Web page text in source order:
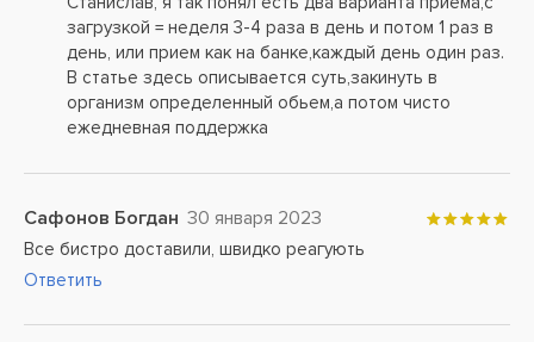
загрузкой = неделя 3-4 раза в день и потом 1 раз в
день, или прием как на банке,каждый день один раз.
В статье здесь описывается суть,закинуть в
организм определенный обьем,а потом чисто
ежедневная поддержка
Сафонов Богдан 30 января 2023
Все бистро доставили, швидко реагують
Ответить